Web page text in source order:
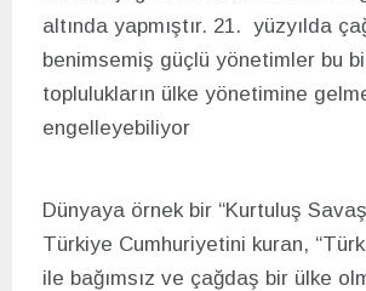
altında yapmıştır. 21. yüzyılda
benimsemiş güçlü yönetimler bu
toplulukların ülke yönetimine
engelleyebiliyor
Dünyaya örnek bir “Kurtuluş
Türkiye Cumhuriyetini kuran,
ile bağımsız ve çağdaş bir ülke